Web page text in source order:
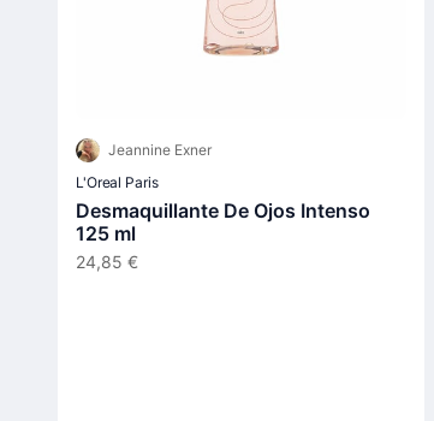
Jeannine Exner
L'Oreal Paris
Desmaquillante De Ojos Intenso
125 ml
24,85 €